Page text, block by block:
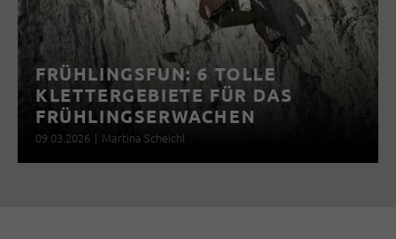
FRÜHLINGSFUN: 6 TOLLE
KLETTERGEBIETE FÜR DAS
FRÜHLINGSERWACHEN
09.03.2026 | Martina Scheichl